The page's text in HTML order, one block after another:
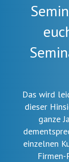
Das wird
dieser
ganze
einzelnen